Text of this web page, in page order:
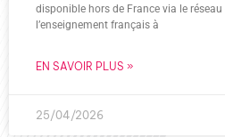
disponible hors de France via le réseau
l’enseignement français à
EN SAVOIR PLUS »
25/04/2026